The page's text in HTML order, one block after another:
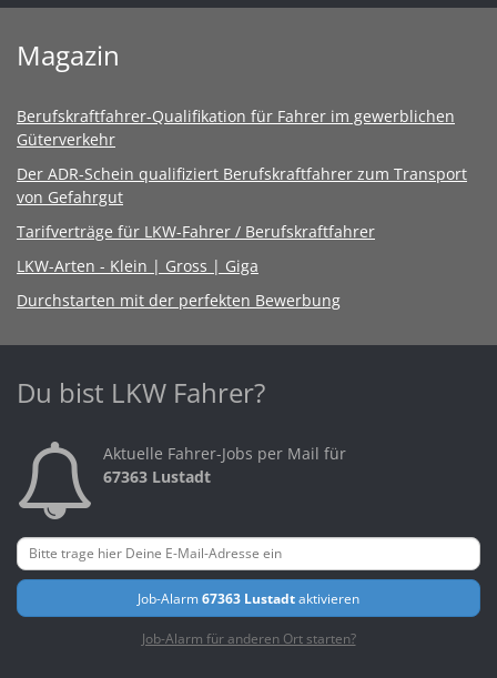
Magazin
Berufskraftfahrer-Qualifikation für Fahrer im gewerblichen
Güterverkehr
Der ADR-Schein qualifiziert Berufskraftfahrer zum Transport
von Gefahrgut
Tarifverträge für LKW-Fahrer / Berufskraftfahrer
LKW-Arten - Klein | Gross | Giga
Durchstarten mit der perfekten Bewerbung
Du bist LKW Fahrer?
Aktuelle Fahrer-Jobs per Mail für
67363 Lustadt
Job-Alarm67363 Lustadtaktivieren
Job-Alarm für anderen Ort starten?